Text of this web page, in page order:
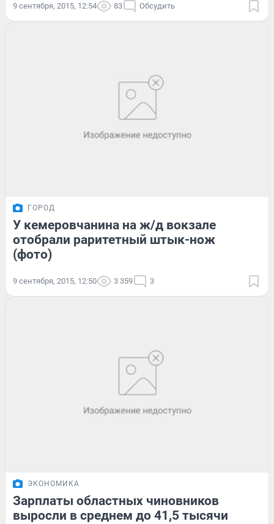
9 сентября, 2015, 12:54 83 Обсудить
ГОРОД
У кемеровчанина на ж/д вокзале
отобрали раритетный штык-нож
(фото)
9 сентября, 2015, 12:50 3 359 3
ЭКОНОМИКА
Зарплаты областных чиновников
выросли в среднем до 41,5 тысячи